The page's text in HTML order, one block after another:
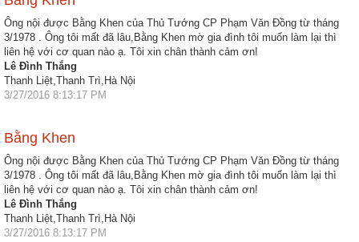
Hoạt
động
của
Ban
TĐKT
ương
Hướng
dẫn
thủ
tục
Ông nội được Bằng Khen của Thủ Tướng CP Phạm Văn Đồng từ tháng
3/1978 . Ông tôi mất đã lâu,Bằng Khen mờ gia đình tôi muốn làm lại thì
liên hệ với cơ quan nào ạ. Tôi xin chân thành cảm ơn!
Lê Đình Thắng
Thanh Liệt,Thanh Trì,Hà Nội
3/27/2016 8:13:17 PM
Bằng Khen
Ông nội được Bằng Khen của Thủ Tướng CP Phạm Văn Đồng từ tháng
3/1978 . Ông tôi mất đã lâu,Bằng Khen mờ gia đình tôi muốn làm lại thì
liên hệ với cơ quan nào ạ. Tôi xin chân thành cảm ơn!
Lê Đình Thắng
Thanh Liệt,Thanh Trì,Hà Nội
3/27/2016 8:13:17 PM